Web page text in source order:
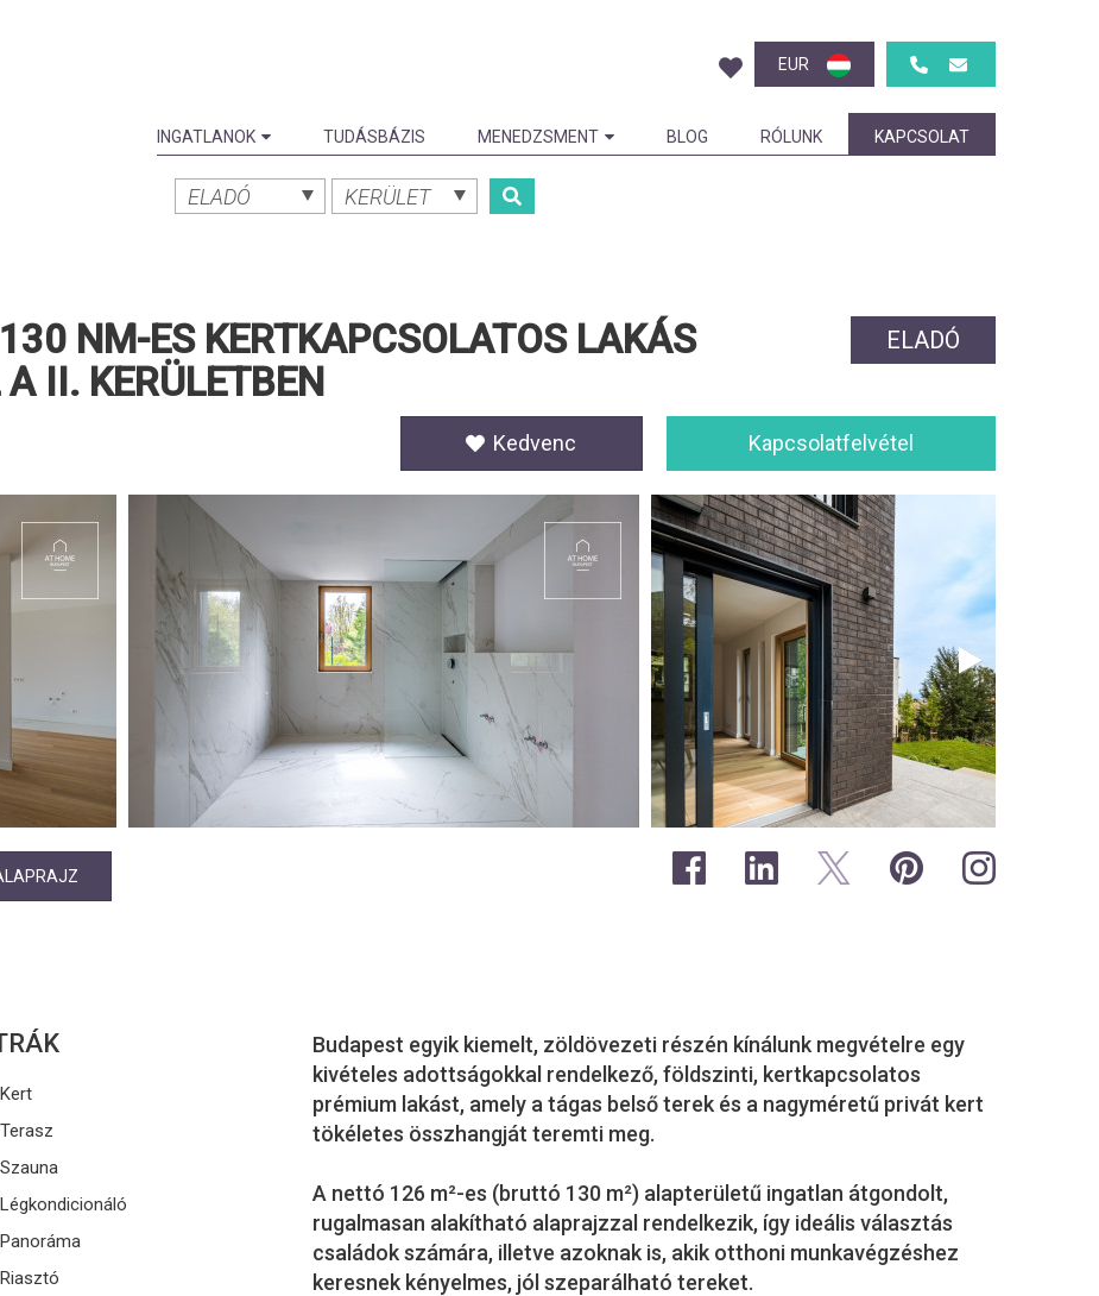
EUR
INGATLANOK TUDÁSBÁZIS MENEDZSMENT BLOG RÓLUNK KAPCSOLAT
ELADÓ KERÜLET
NM-ES KERTKAPCSOLATOS LAKÁS
II. KERÜLETBEN
ELADÓ
Kedvenc Kapcsolatfelvétel
Kert
Terasz
Szauna
Légkondicionáló
Panoráma
Riasztó
Budapest egyik kiemelt, zöldövezeti részén kínálunk megvételre egy
kivételes adottságokkal rendelkező, földszinti, kertkapcsolatos
prémium lakást, amely a tágas belső terek és a nagyméretű privát kert
tökéletes összhangját teremti meg.
A nettó 126 m²-es (bruttó 130 m²) alapterületű ingatlan átgondolt,
rugalmasan alakítható alaprajzzal rendelkezik, így ideális választás
családok számára, illetve azoknak is, akik otthoni munkavégzéshez
keresnek kényelmes, jól szeparálható tereket.